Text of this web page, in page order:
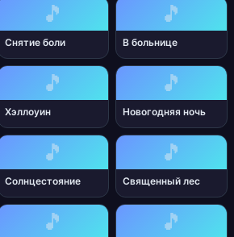
🎵
Снятие боли
🎵
В больнице
🎵
Хэллоуин
🎵
Новогодняя ночь
🎵
Солнцестояние
🎵
Священный лес
🎵 🎵